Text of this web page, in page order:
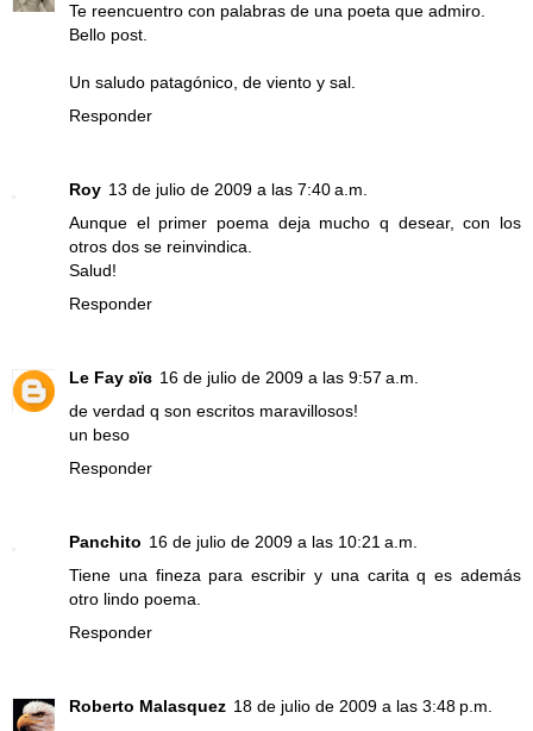
Te reencuentro con palabras de una poeta que admiro.
Bello post.
Un saludo patagónico, de viento y sal.
Responder
Roy 13 de julio de 2009 a las 7:40 a.m.
Aunque el primer poema deja mucho q desear, con los
otros dos se reinvindica.
Salud!
Responder
Le Fay ʚïɞ 16 de julio de 2009 a las 9:57 a.m.
de verdad q son escritos maravillosos!
un beso
Responder
Panchito 16 de julio de 2009 a las 10:21 a.m.
Tiene una fineza para escribir y una carita q es además
otro lindo poema.
Responder
Roberto Malasquez 18 de julio de 2009 a las 3:48 p.m.